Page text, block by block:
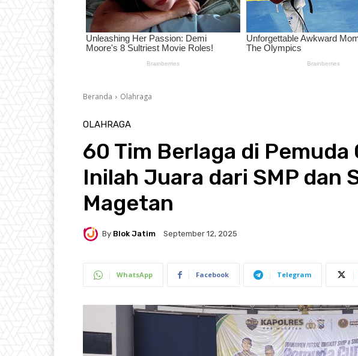
Beranda Olahraga
OLAHRAGA
60 Tim Berlaga di Pemuda
Inilah Juara dari SMP dan
Magetan
By Blok Jatim September 12, 2025
WhatsApp Facebook Telegram